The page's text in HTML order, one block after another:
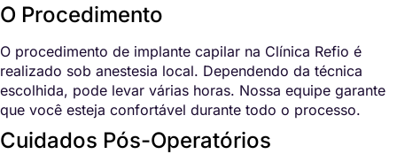
O Procedimento
O procedimento de implante capilar na Clínica Refio é
realizado sob anestesia local. Dependendo da técnica
escolhida, pode levar várias horas. Nossa equipe garante
que você esteja confortável durante todo o processo.
Cuidados Pós-Operatórios